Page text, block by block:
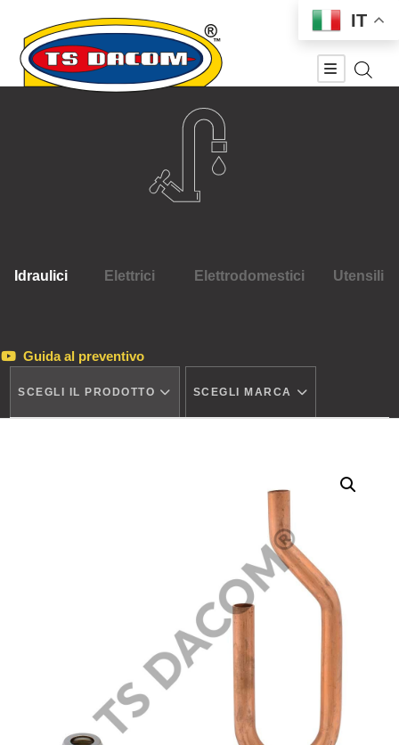
Idraulici Elettrici Elettrodomestici Utensili
Guida al preventivo
SCEGLI IL PRODOTTO SCEGLI MARCA
IT